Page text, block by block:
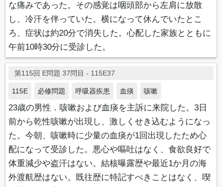
な痛みであった。その感覚は咽頭部から左肩に放散
し、冷汗を伴っていた。横になって休んでいたとこ
ろ、症状は約20分で消失した。心配した家族とともに
午前10時30分に受診した。
第115回 E問題 37問目 - 115E37
115E 必修問題 呼吸器疾患 血痰 咳嗽
23歳の男性．咳嗽および血痰を主訴に来院した。3日
前から乾性咳嗽が出現し、激しくせき込むようになっ
た。今朝、咳嗽時に少量の血痰が1回出現したため心
配になって受診した。悪心や嘔吐はなく、食欲良好で
体重減少や盗汗はない。結核曝露歴や最近1か月の海
外渡航歴はない。既往歴に特記すべきことはなく、喫